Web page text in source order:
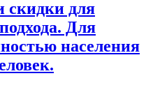
скидки для
Для
населения